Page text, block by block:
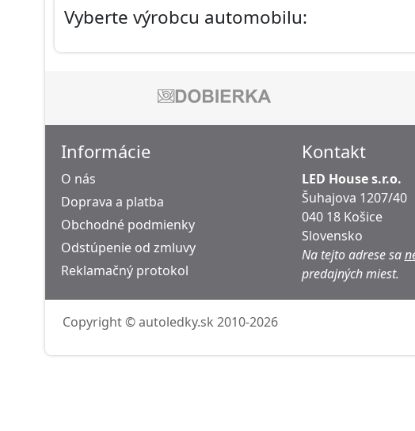
Vyberte výrobcu automobilu:
Informácie
O nás
Doprava a platba
Obchodné podmienky
Odstúpenie od zmluvy
Reklamačný protokol
Kontakt
LED House s.r.o.
Šuhajova 1207/40
040 18 Košice
Slovensko
Na tejto adrese sa
predajných miest.
Copyright © autoledky.sk 2010-2026